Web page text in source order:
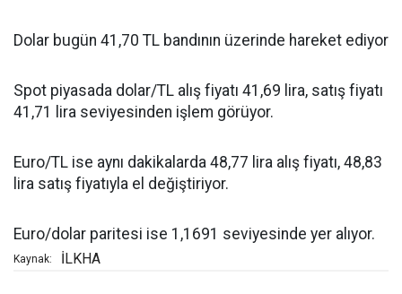
Dolar bugün 41,70 TL bandının üzerinde hareket ediyor
Spot piyasada dolar/TL alış fiyatı 41,69 lira, satış fiyatı
41,71 lira seviyesinden işlem görüyor.
Euro/TL ise aynı dakikalarda 48,77 lira alış fiyatı, 48,83
lira satış fiyatıyla el değiştiriyor.
Euro/dolar paritesi ise 1,1691 seviyesinde yer alıyor.
Kaynak: İLKHA